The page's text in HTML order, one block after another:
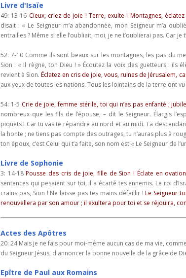
Livre d'Isaïe
49: 13-16 Cieux, criez de joie ! Terre, exulte ! Montagnes,
disait : « Le Seigneur m’a abandonnée, mon Seigneur m’a
entrailles ? Même si elle l’oubliait, moi, je ne t’oublierai pas. Car
52: 7-10 Comme ils sont beaux sur les montagnes, les pas du
Sion : « Il règne, ton Dieu ! » Écoutez la voix des guetteurs : ils
revient à Sion.Éclatez en cris de joie, vous, ruines de Jérusalem,
aux yeux de toutes les nations. Tous les lointains de la terre ont
54: 1-5 Crie de joie, femme stérile, toi qui n’as pas enfanté ;
nombreux que les fils de l’épouse, – dit le Seigneur. Élargis
piquets ! Car tu vas te répandre au nord et au midi. Ta
la honte ; ne tiens pas compte des outrages, tu n’auras plus à
ton époux, c’est Celui qui t’a faite, son nom est « Le Seigneur de
Livre de Sophonie
3: 14-18Pousse des cris de joie, fille de Sion ! Éclate en
sentences qui pesaient sur toi, il a écarté tes ennemis. Le roi
crains pas, Sion ! Ne laisse pas tes mains défaillir !Le Seigneur
renouvellera par son amour ; il exultera pour toi et se réjouira,
Actes des Apôtres
20: 24 Mais je ne fais pour moi-même aucun cas de ma vie,
du Seigneur Jésus, d'annoncer la bonne nouvelle de la grâce de
Epître de Paul aux Romains